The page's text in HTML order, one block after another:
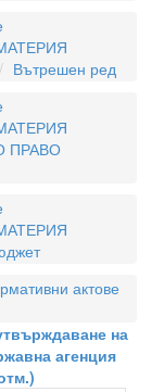
Вътрешен ред
ПРАВО
актове
на
агенция